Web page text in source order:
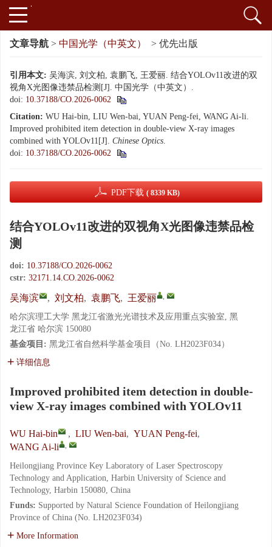
文章导航 > 中国光学（中英文） > 优先出版
引用本文: 吴海滨, 刘文柏, 袁鹏飞, 王爱丽. 结合YOLOv11改进的双
视角X光图像违禁品检测[J]. 中国光学（中英文）.
doi: 10.37188/CO.2026-0062
Citation: WU Hai-bin, LIU Wen-bai, YUAN Peng-fei, WANG Ai-li.
Improved prohibited item detection in double-view X-ray images
combined with YOLOv11[J]. Chinese Optics.
doi: 10.37188/CO.2026-0062
PDF下载 ( 8339 KB)
结合YOLOv11改进的双视角X光图像违禁品检
测
doi: 10.37188/CO.2026-0062
cstr: 32171.14.CO.2026-0062
吴海滨 , 刘文柏, 袁鹏飞, 王爱丽 ,
哈尔滨理工大学 黑龙江省激光光谱技术及应用重点实验室, 黑
龙江省 哈尔滨 150080
基金项目: 黑龙江省自然科学基金项目（No. LH2023F034）
详细信息
Improved prohibited item detection in double-
view X-ray images combined with YOLOv11
WU Hai-bin , LIU Wen-bai, YUAN Peng-fei,
WANG Ai-li
,
Heilongjiang Province Key Laboratory of Laser Spectroscopy
Technology and Application, Harbin University of Science and
Technology, Harbin 150080, China
Funds: Supported by Natural Science Foundation of Heilongjiang
Province of China (No. LH2023F034)
More Information